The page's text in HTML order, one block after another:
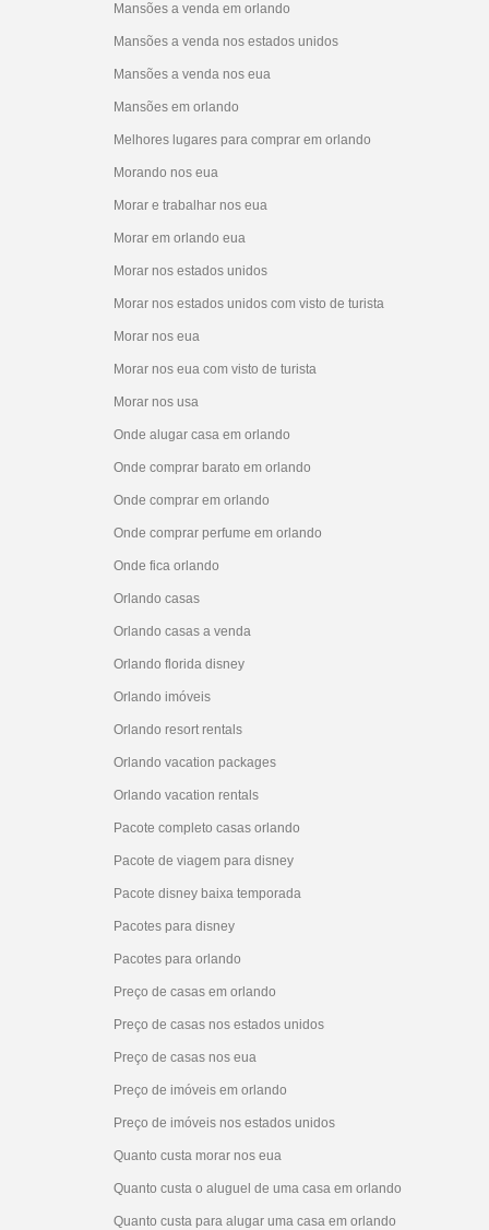
Mansões a venda em orlando
Mansões a venda nos estados unidos
Mansões a venda nos eua
Mansões em orlando
Melhores lugares para comprar em orlando
Morando nos eua
Morar e trabalhar nos eua
Morar em orlando eua
Morar nos estados unidos
Morar nos estados unidos com visto de turista
Morar nos eua
Morar nos eua com visto de turista
Morar nos usa
Onde alugar casa em orlando
Onde comprar barato em orlando
Onde comprar em orlando
Onde comprar perfume em orlando
Onde fica orlando
Orlando casas
Orlando casas a venda
Orlando florida disney
Orlando imóveis
Orlando resort rentals
Orlando vacation packages
Orlando vacation rentals
Pacote completo casas orlando
Pacote de viagem para disney
Pacote disney baixa temporada
Pacotes para disney
Pacotes para orlando
Preço de casas em orlando
Preço de casas nos estados unidos
Preço de casas nos eua
Preço de imóveis em orlando
Preço de imóveis nos estados unidos
Quanto custa morar nos eua
Quanto custa o aluguel de uma casa em orlando
Quanto custa para alugar uma casa em orlando